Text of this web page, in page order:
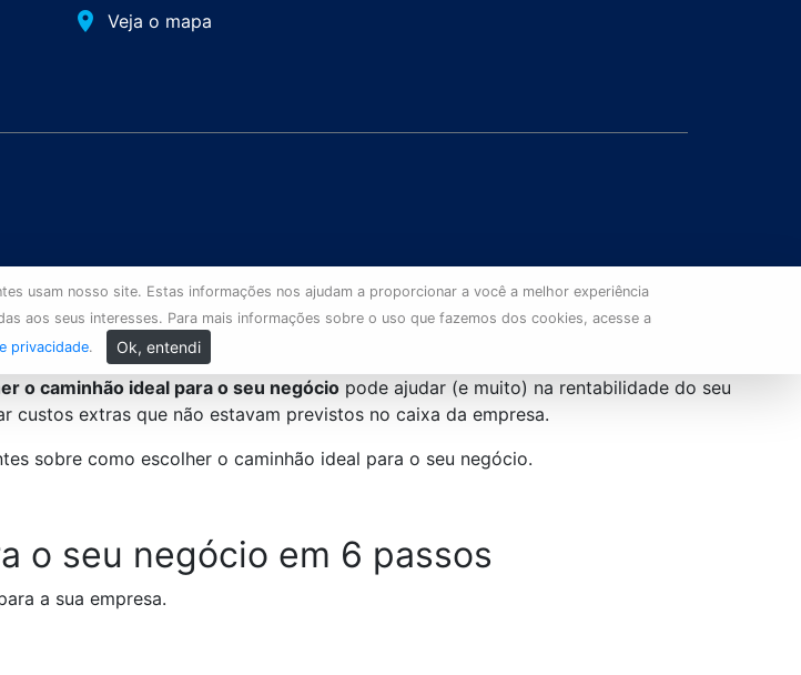
place Veja o mapa
usam nosso site. Estas informações nos ajudam a proporcionar a você a melhor experiência
aos seus interesses. Para mais informações sobre o uso que fazemos dos cookies, acesse a
privacidade. Ok, entendi
o caminhão ideal para o seu negócio pode ajudar (e muito) na rentabilidade do seu
extras que não estavam previstos no caixa da empresa.
sobre como escolher o caminhão ideal para o seu negócio.
o seu negócio em 6 passos
a sua empresa.